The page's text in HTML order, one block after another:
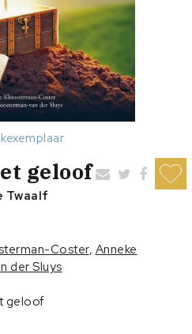
geloof
Twaalf
Coster, Anneke
der Sluys
geloof